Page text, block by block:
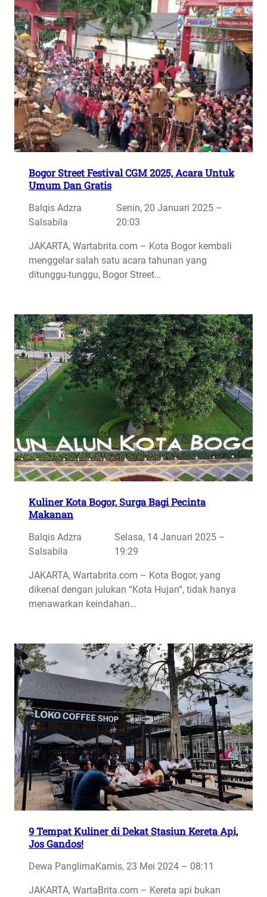
Bogor Street Festival CGM 2025, Acara Untuk
Umum Dan Gratis
Balqis Adzra
Salsabila
Senin, 20 Januari 2025 –
20:03
JAKARTA, Wartabrita.com – Kota Bogor kembali
menggelar salah satu acara tahunan yang
ditunggu-tunggu, Bogor Street…
Kuliner Kota Bogor, Surga Bagi Pecinta
Makanan
Balqis Adzra
Salsabila
Selasa, 14 Januari 2025 –
19:29
JAKARTA, Wartabrita.com – Kota Bogor, yang
dikenal dengan julukan “Kota Hujan“, tidak hanya
menawarkan keindahan…
9 Tempat Kuliner di Dekat Stasiun Kereta Api,
Jos Gandos!
Dewa Panglima Kamis, 23 Mei 2024 – 08:11
JAKARTA, WartaBrita.com – Kereta api bukan